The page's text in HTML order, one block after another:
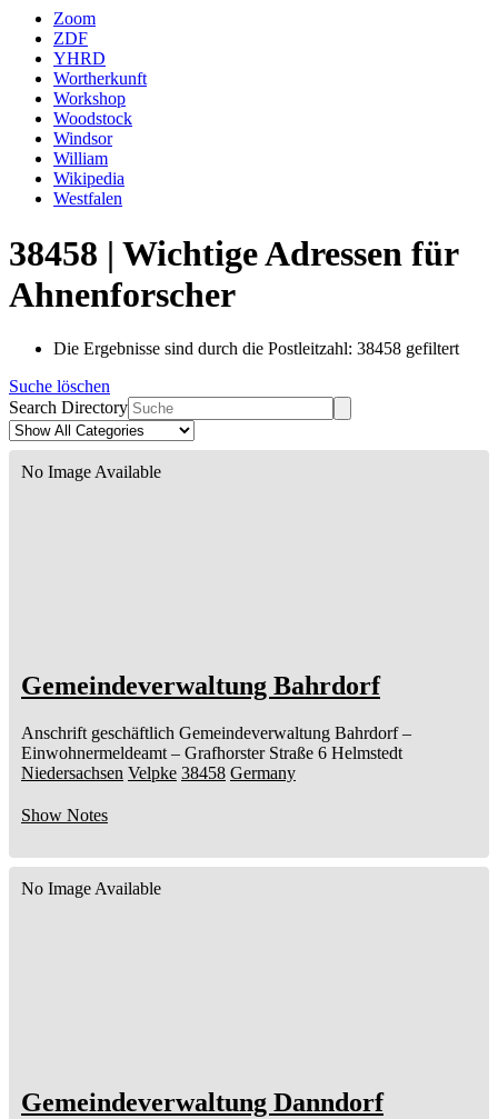
Zoom
ZDF
YHRD
Wortherkunft
Workshop
Woodstock
Windsor
William
Wikipedia
Westfalen
38458 | Wichtige Adressen für
Ahnenforscher
Die Ergebnisse sind durch die Postleitzahl: 38458 gefiltert
Suche löschen
Search Directory
No Image Available
Gemeindeverwaltung Bahrdorf
Anschrift geschäftlich Gemeindeverwaltung Bahrdorf –
Einwohnermeldeamt – Grafhorster Straße 6 Helmstedt
Niedersachsen Velpke 38458 Germany
Show Notes
No Image Available
Gemeindeverwaltung Danndorf